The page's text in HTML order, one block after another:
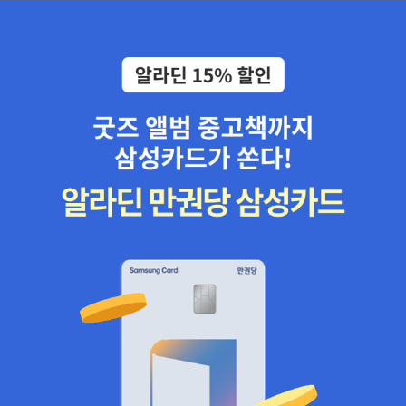
난을 겪으면서도 꿋꿋하게 전진하여 황금기를 구축해내는, 작지만 강
하고 단단하면서도 유연한 나라 고려의 눈부신 진면모가 펼쳐진다. 3
권은 고려의 기틀을 뒤흔든 건국 이래 최대의 난, 무신정변으로 이야
기의 포문을 연다. 세습과 혼맥으로 자신들의 지배체제를 공고히 해
온 문벌 귀족들의 괄시, 환관과 술사에 둘러싸인 채 사치와 향락에 빠
진 제19대 임금 의종, 문신과의 해묵은 차별 대우 등을 참다못한 무신
들의 뿌리 깊은 분노가 폭발하고, 개경을 피로 물들일 정변이 시작된
을 치켜든다. 힘이 곧 질서인 세상 속에서 고려는 끝 모를 격변에 휘말
의 전환이라는 격동의 시대를 다룬다. 최씨 정권의 위세가 여전하던
무신 집권기 고려는 대륙을 석권하고 급부상하던 몽골과 마주한다.
천하의 몽골군에 맞서 수많은 백성이 30년 항전을 이끌었지만 100
년을 이어온 무신의 권력은 고스란히 몽골(원)에게로 넘어갔다. 최초
북에 준동하며 많은 세력들이 귀부해왔다. 그 짧은 시기를 노려야 했
지만 내부가 혼란스러워 그러지 못했고 곧 강성한 요가 등장한다. 고
려는 고구려 계승의지와 태조의 유훈때문인지 강성한 거란을 무시하
고 잘 대처하지 못한다. 강경일변의 정책은 전쟁으로 이어졌다. 3차
까지의 침입이 이어졌으나 아직은 강성하여 이를 모두 막아낸다. 이
후 요에 친조하고 그들의 연호를 쓰면서 외교는 잘 이뤄진다. 여진와
요사이의 공백지에 거주하며 고려에 귀부하기도 하고 약탈을 일삼기
진 300여명을 불러 잔치를 벌여 방심시킨후 척살하고 본격 대군으로
공략한다. 점령지마다 9성을 쌓았는데 그러다보니 대군이 흩어지고
아직 영토가 완전하지 않아 여진의 공격에 시달린다. 결국 힘들게 확
보한 영토를 여진이 충성을 맹세해오자 넘겨버린다. 이후 여진은 요
를 정벌하고 금을 세우고 화북을 차지해 송을 남송으로 만들어버린
다. 다행히 고려는 여진과는 화친을 잘 맺으려 하였고 여진도 고구려,
손이 안 갔나 보다.도대체 어떤 책이길래? 내가 먼저 읽어보자 했는
데아이들이 주인공일 뿐, 내용은 심오하다.1930년대 나치 독일 하에
있던 유대인 소년, 1994년 쿠바에 살던 소녀, 2015년 시리아 내전
한가운데 사는 소년, 세 아이들의 여정기다.시대와 장소가 다른데 똑
같은 느낌은 무엇이지?지금도 세계 어딘가에서 일어나고 있을 이야
기.마지막 장 지도에 도무지 상상하기 힘든 세 아이들의 이동 경로가
나와 있다.난민에 대한 생각이 조금 바뀌었다. 알사탕에 이은 알사탕
에 주문했다가 손바닥만 한 판형에 깜놀!미니 레시피북 같은 느낌이
다. 살짝 실망감도 있었다.전편 알사탕이 생각나 다시 집어 들었다.
와... 역시나 멋진 작품이다.구름빵에 이어 알사탕도 어린이 뮤지컬로
재탄생했는데 무대에서는 어떻게 녹여낼지 참 궁금하다.이젠 아이들
이 다 커버려서 관심 없을 테고나만이라도 보러 갈까... 생각도 해봤
다. 같이 보러 갈 사람?? 이건 아이가 고른, 나보다 더 얼마 안 읽은